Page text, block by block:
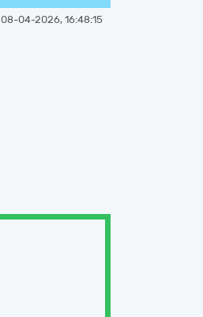
08-04-2026, 16:48:15